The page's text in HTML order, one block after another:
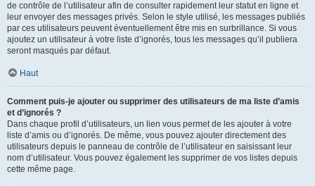
de contrôle de l’utilisateur afin de consulter rapidement leur statut en ligne et
leur envoyer des messages privés. Selon le style utilisé, les messages publiés
par ces utilisateurs peuvent éventuellement être mis en surbrillance. Si vous
ajoutez un utilisateur à votre liste d’ignorés, tous les messages qu’il publiera
seront masqués par défaut.
Haut
Comment puis-je ajouter ou supprimer des utilisateurs de ma liste d’amis
et d’ignorés ?
Dans chaque profil d’utilisateurs, un lien vous permet de les ajouter à votre
liste d’amis ou d’ignorés. De même, vous pouvez ajouter directement des
utilisateurs depuis le panneau de contrôle de l’utilisateur en saisissant leur
nom d’utilisateur. Vous pouvez également les supprimer de vos listes depuis
cette même page.